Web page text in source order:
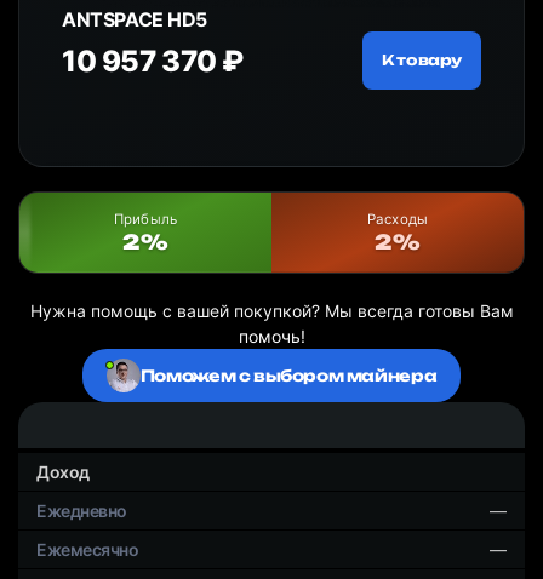
ANTSPACE HD5
10 957 370 ₽ К товару
Прибыль
2%
Расходы
2%
Нужна помощь с вашей покупкой? Мы всегда готовы Вам
помочь!
Поможем с выбором майнера
Доход
—
—